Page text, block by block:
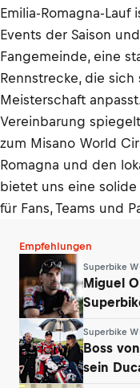
Emilia-Romagna-
Events der Saison
Fangemeinde, eine
Rennstrecke, die
Meisterschaft
Vereinbarung
zum Misano World
Romagna und den
bietet uns eine solide
für Fans, Teams und
Empfehlungen
Superbike
Miguel
Superbike
Boss
sein